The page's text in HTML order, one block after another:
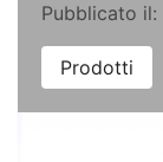
Pubblicato il:
Prodotti